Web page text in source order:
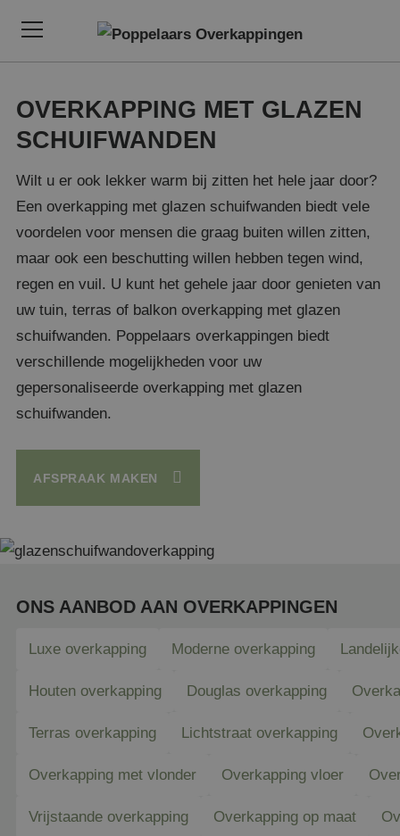
OVERKAPPING MET GLAZEN
SCHUIFWANDEN
Wilt u er ook lekker warm bij zitten het hele jaar door?
Een overkapping met glazen schuifwanden biedt vele
voordelen voor mensen die graag buiten willen zitten,
maar ook een beschutting willen hebben tegen wind,
regen en vuil. U kunt het gehele jaar door genieten van
uw tuin, terras of balkon overkapping met glazen
schuifwanden. Poppelaars overkappingen biedt
verschillende mogelijkheden voor uw
gepersonaliseerde overkapping met glazen
schuifwanden.
AFSPRAAK MAKEN
ONS AANBOD AAN OVERKAPPINGEN
Luxe overkapping Moderne overkapping
Houten overkapping Douglas overkapping
Terras overkapping Lichtstraat overkapping
Overkapping met vlonder Overkapping vloer
Vrijstaande overkapping Overkapping op maat